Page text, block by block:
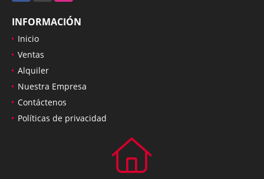
INFORMACIÓN
Inicio
Ventas
Alquiler
Nuestra Empresa
Contáctenos
Políticas de privacidad